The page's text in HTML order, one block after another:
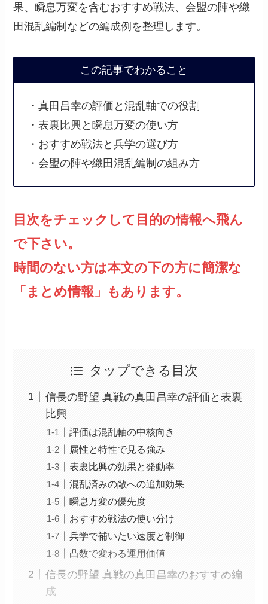
果、瞬息万変を含むおすすめ戦法、会盟の陣や織
田混乱編制などの編成例を整理します。
この記事でわかること
・真田昌幸の評価と混乱軸での役割
・表裏比興と瞬息万変の使い方
・おすすめ戦法と兵学の選び方
・会盟の陣や織田混乱編制の組み方
目次をチェックして目的の情報へ飛ん
で下さい。
時間のない方は本文の下の方に簡潔な
「まとめ情報」もあります。
タップできる目次
信長の野望 真戦の真田昌幸の評価と表裏
比興
評価は混乱軸の中核向き
属性と特性で見る強み
表裏比興の効果と発動率
混乱済みの敵への追加効果
瞬息万変の優先度
おすすめ戦法の使い分け
兵学で補いたい速度と制御
凸数で変わる運用価値
信長の野望 真戦の真田昌幸のおすすめ編
成